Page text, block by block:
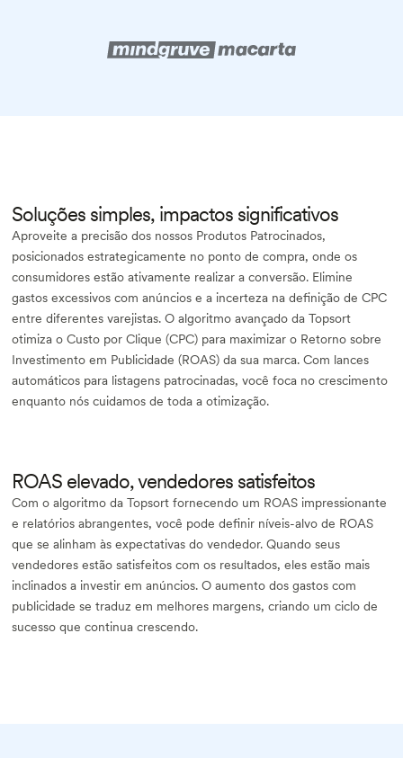
Soluções simples, impactos significativos
Aproveite a precisão dos nossos Produtos Patrocinados,
posicionados estrategicamente no ponto de compra, onde os
consumidores estão ativamente realizar a conversão. Elimine
gastos excessivos com anúncios e a incerteza na definição de CPC
entre diferentes varejistas. O algoritmo avançado da Topsort
otimiza o Custo por Clique (CPC) para maximizar o Retorno sobre
Investimento em Publicidade (ROAS) da sua marca. Com lances
automáticos para listagens patrocinadas, você foca no crescimento
enquanto nós cuidamos de toda a otimização.
ROAS elevado, vendedores satisfeitos
Com o algoritmo da Topsort fornecendo um ROAS impressionante
e relatórios abrangentes, você pode definir níveis-alvo de ROAS
que se alinham às expectativas do vendedor. Quando seus
vendedores estão satisfeitos com os resultados, eles estão mais
inclinados a investir em anúncios. O aumento dos gastos com
publicidade se traduz em melhores margens, criando um ciclo de
sucesso que continua crescendo.